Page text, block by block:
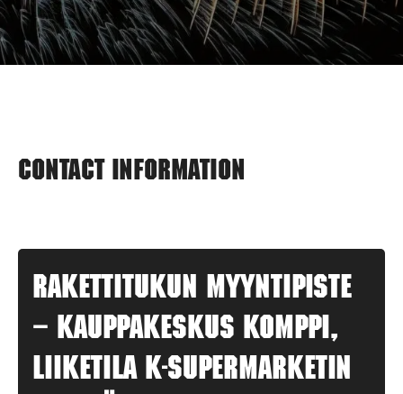
Contact information
Rakettitukun myyntipiste
– KAUPPAKESKUS KOMPPI,
Liiketila K-Supermarketin